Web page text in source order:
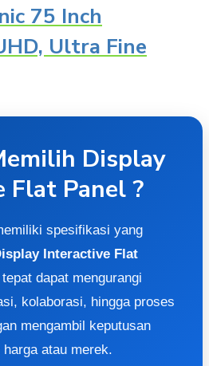
75 Inch
Ultra Fine
Display
Flat Panel ?
spesifikasi yang
Interactive Flat
dapat mengurangi
kolaborasi, hingga proses
mengambil keputusan
atau merek.